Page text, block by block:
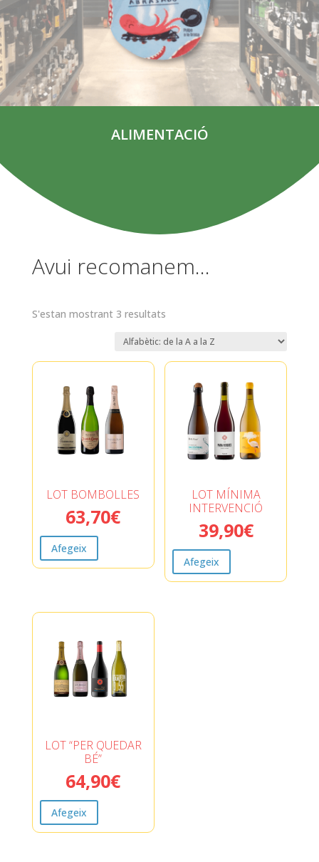
ALIMENTACIÓ
Avui recomanem…
S'estan mostrant 3 resultats
LOT BOMBOLLES
63,70€
Afegeix
LOT MÍNIMA
INTERVENCIÓ
39,90€
Afegeix
LOT “PER QUEDAR
BÉ”
64,90€
Afegeix